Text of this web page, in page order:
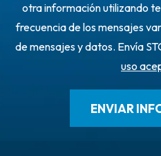
otra información utilizando
frecuencia de los mensajes
de mensajes y datos. Envía
uso